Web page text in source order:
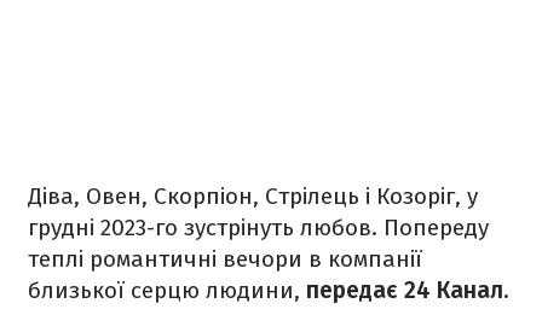
Діва, Овен, Скорпіон, Стрілець і Козоріг, у
грудні 2023-го зустрінуть любов. Попереду
теплі романтичні вечори в компанії
близької серцю людини, передає 24 Канал.